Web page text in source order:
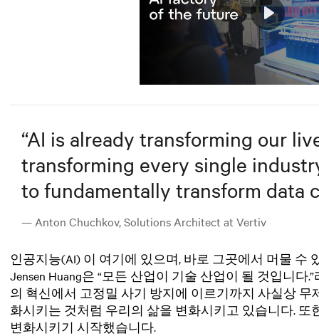
Mute
Play
“AI is already transforming our
transforming every single
to fundamentally transform data
— Anton Chuchkov, Solutions Architect at Vertiv
인공지능(AI) 이 여기에 있으며, 바로 그곳에서 머물 수
Jensen Huang은 “모든 산업이 기술 산업이 될 것입니다
의 혁신에서 고정밀 사기 방지에 이르기까지 사실상 무
화시키는 것처럼 우리의 삶을 변화시키고 있습니다.
변화시키기 시작했습니다.